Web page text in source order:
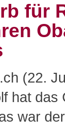
für
(22.
hat
war